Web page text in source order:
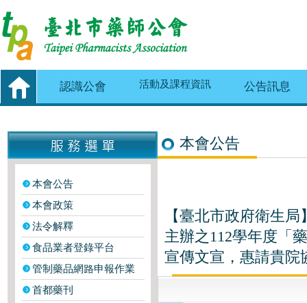
認識公會 活動及課程資訊 公告訊息
本會公告
本會政策
法令解釋
食品業者登錄平台
管制藥品網路申報作業
首都藥刊
本會公告
【臺北市政府衛生
主辦之112學年度「
宣傳文宣，惠請貴院